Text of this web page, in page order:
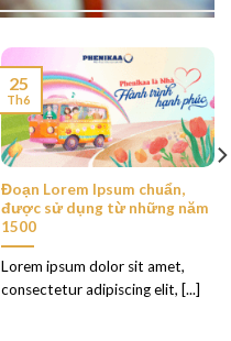
Đoạn Lorem Ipsum chuẩn,
được sử dụng từ những năm
1500
Lorem ipsum dolor sit amet,
consectetur adipiscing elit, [...]
25
Th6